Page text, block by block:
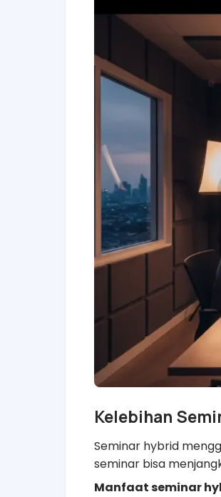
Kelebihan
Seminar hybrid
seminar bisa
Manfaat seminar